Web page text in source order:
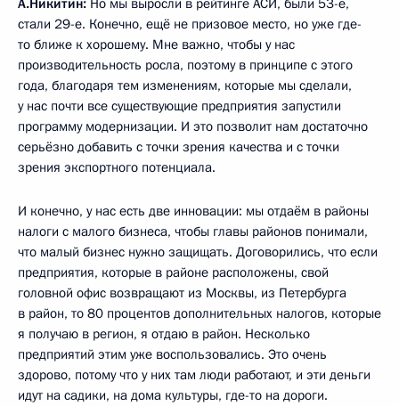
А.Никитин: Но мы выросли в рейтинге АСИ, были 53-е,
стали 29-е. Конечно, ещё не призовое место, но уже где-
то ближе к хорошему. Мне важно, чтобы у нас
производительность росла, поэтому в принципе с этого
года, благодаря тем изменениям, которые мы сделали,
у нас почти все существующие предприятия запустили
программу модернизации. И это позволит нам достаточно
серьёзно добавить с точки зрения качества и с точки
зрения экспортного потенциала.
И конечно, у нас есть две инновации: мы отдаём в районы
налоги с малого бизнеса, чтобы главы районов понимали,
что малый бизнес нужно защищать. Договорились, что если
предприятия, которые в районе расположены, свой
головной офис возвращают из Москвы, из Петербурга
в район, то 80 процентов дополнительных налогов, которые
я получаю в регион, я отдаю в район. Несколько
предприятий этим уже воспользовались. Это очень
здорово, потому что у них там люди работают, и эти деньги
идут на садики, на дома культуры, где-то на дороги.